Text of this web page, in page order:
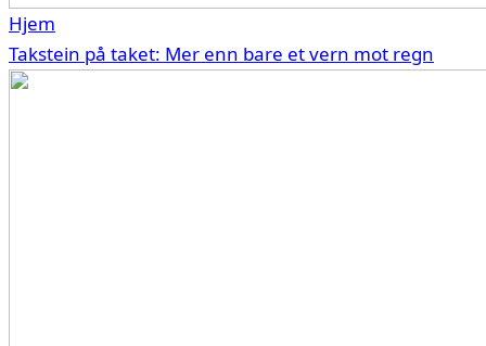
Hjem
Takstein på taket: Mer enn bare et vern mot regn